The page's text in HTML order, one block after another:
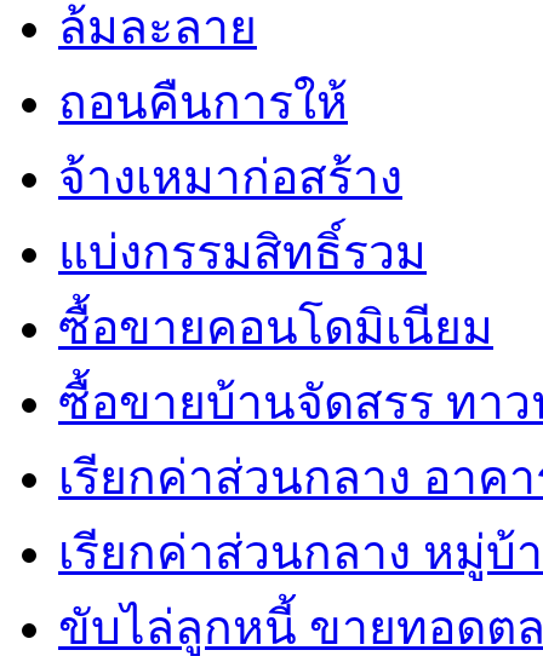
ล้มละลาย
ถอนคืนการให้
จ้างเหมาก่อสร้าง
แบ่งกรรมสิทธิ์รวม
ซื้อขายคอนโดมิเนียม
ซื้อขายบ้านจัดสรร ทาว
เรียกค่าส่วนกลาง อาค
เรียกค่าส่วนกลาง หมู่บ้
ขับไล่ลูกหนี้ ขายทอดต